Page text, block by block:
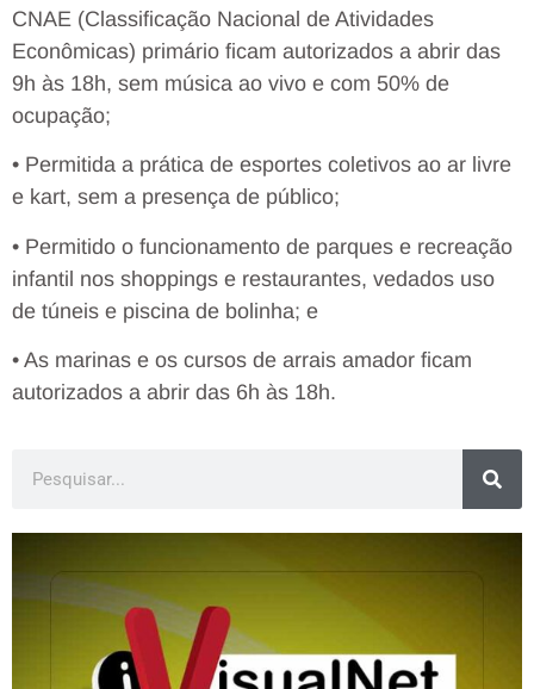
CNAE (Classificação Nacional de Atividades
Econômicas) primário ficam autorizados a abrir das
9h às 18h, sem música ao vivo e com 50% de
ocupação;
• Permitida a prática de esportes coletivos ao ar livre
e kart, sem a presença de público;
• Permitido o funcionamento de parques e recreação
infantil nos shoppings e restaurantes, vedados uso
de túneis e piscina de bolinha; e
• As marinas e os cursos de arrais amador ficam
autorizados a abrir das 6h às 18h.